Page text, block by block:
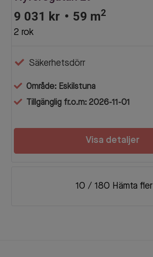
9 031 kr • 59 m2
2 rok
Säkerhetsdörr
Område: Eskilstuna
Tillgänglig fr.o.m: 2026-11-01
Visa detaljer
10 /180 Hämta fler